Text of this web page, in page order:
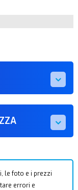
le foto e i prezzi
errori e